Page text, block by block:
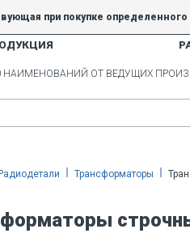
при покупке
и 10% не действуют.
НАИМЕНОВАНИЙ ОТ ВЕДУЩИХ
Радиодетали Трансформаторы